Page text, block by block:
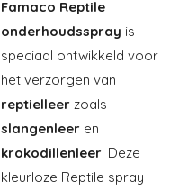
Famaco Reptile
onderhoudsspray is
speciaal ontwikkeld voor
het verzorgen van
reptielleer zoals
slangenleer en
krokodillenleer. Deze
kleurloze Reptile spray